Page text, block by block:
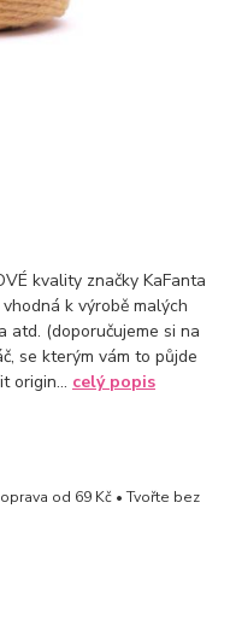
kvality značky KaFanta
k výrobě malých
atd. (doporučujeme si na
se kterým vám to půjde
origin... celý popis
od 69 Kč • Tvořte bez